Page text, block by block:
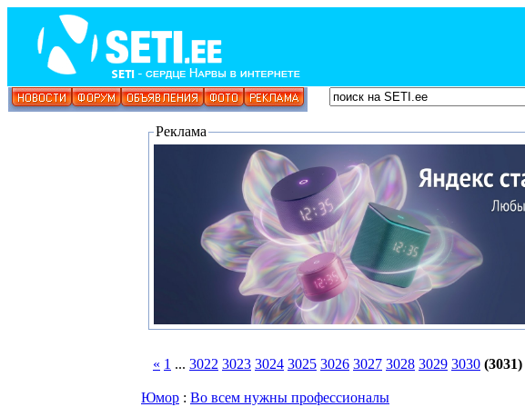
Реклама
« 1 ... 3022 3023 3024 3025 3026 3027 3028 3029 3030 (3031)
Юмор : Во всем нужны профессионалы